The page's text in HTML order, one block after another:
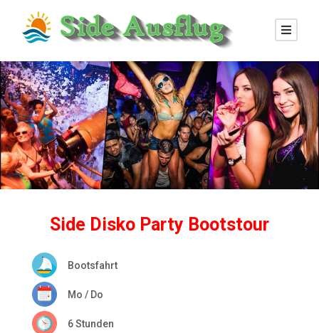
Side Disko Party Bootstour
Bootsfahrt
Mo / Do
6 Stunden